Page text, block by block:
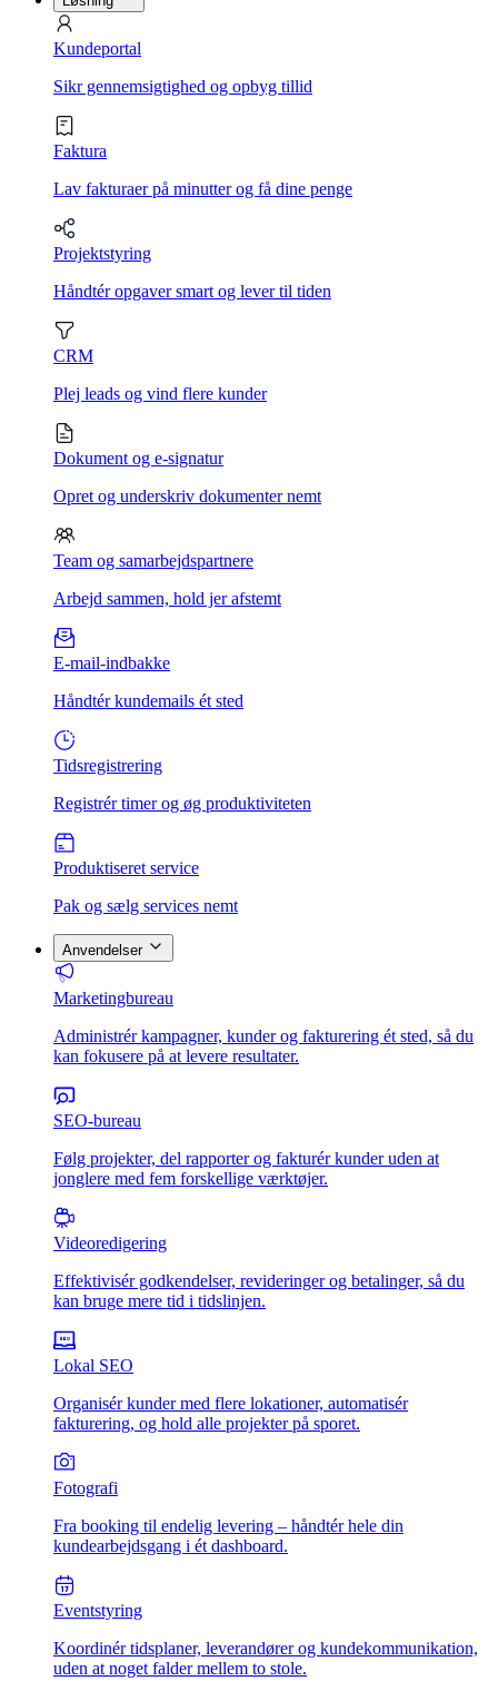
Kundeportal
Sikr gennemsigtighed og opbyg tillid
Faktura
Lav fakturaer på minutter og få dine penge
Projektstyring
Håndtér opgaver smart og lever til tiden
CRM
Plej leads og vind flere kunder
Dokument og e-signatur
Opret og underskriv dokumenter nemt
Team og samarbejdspartnere
Arbejd sammen, hold jer afstemt
E-mail-indbakke
Håndtér kundemails ét sted
Tidsregistrering
Registrér timer og øg produktiviteten
Produktiseret service
Pak og sælg services nemt
Anvendelser
Marketingbureau
Administrér kampagner, kunder og fakturering ét sted, så du
kan fokusere på at levere resultater.
SEO-bureau
Følg projekter, del rapporter og fakturér kunder uden at
jonglere med fem forskellige værktøjer.
Videoredigering
Effektivisér godkendelser, revideringer og betalinger, så du
kan bruge mere tid i tidslinjen.
Lokal SEO
Organisér kunder med flere lokationer, automatisér
fakturering, og hold alle projekter på sporet.
Fotografi
Fra booking til endelig levering – håndtér hele din
kundearbejdsgang i ét dashboard.
Eventstyring
Koordinér tidsplaner, leverandører og kundekommunikation,
uden at noget falder mellem to stole.